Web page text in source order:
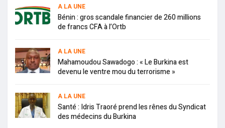
A LA UNE
Bénin : gros scandale financier de 260 millions
de francs CFA à l’Ortb
A LA UNE
Mahamoudou Sawadogo : « Le Burkina est
devenu le ventre mou du terrorisme »
A LA UNE
Santé : Idris Traoré prend les rênes du Syndicat
des médecins du Burkina